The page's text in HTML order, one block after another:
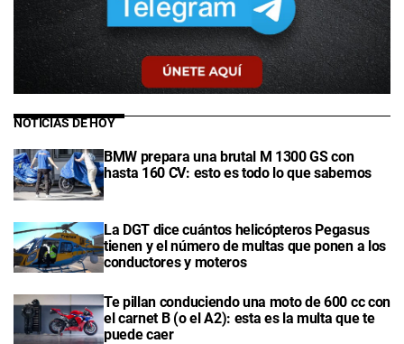
NOTICIAS DE HOY
BMW prepara una brutal M 1300 GS con
hasta 160 CV: esto es todo lo que sabemos
La DGT dice cuántos helicópteros Pegasus
tienen y el número de multas que ponen a los
conductores y moteros
Te pillan conduciendo una moto de 600 cc con
el carnet B (o el A2): esta es la multa que te
puede caer